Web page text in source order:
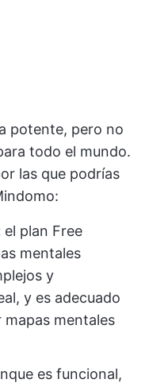
potente, pero no
todo el mundo.
las que podrías
el plan Free
mentales
y
y es adecuado
mentales
es funcional,